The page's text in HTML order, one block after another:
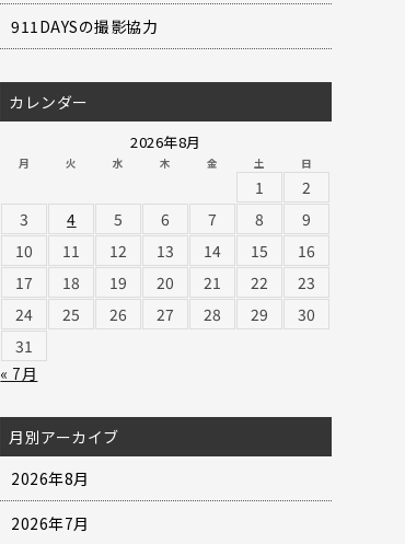
911DAYSの撮影協力
カレンダー
2026年8月
月 火 水 木 金 土 日
1
2
3
4 5 6 7 8
9
10
11 12 13 14 15
16
17
18 19 20 21 22
23
24
25 26 27 28 29
30
31
« 7月
月別アーカイブ
2026年8月
2026年7月